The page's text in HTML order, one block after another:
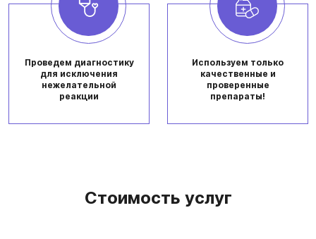
Проведем диагностику
для исключения
нежелательной
реакции
Используем только
качественные и
проверенные
препараты!
Стоимость услуг